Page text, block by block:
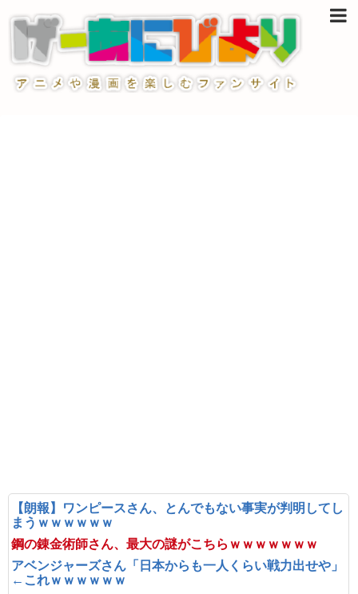
【朗報】ワンピースさん、とんでもない事実が判明してし
まうｗｗｗｗｗｗ
鋼の錬金術師さん、最大の謎がこちらｗｗｗｗｗｗｗ
アベンジャーズさん「日本からも一人くらい戦力出せや」
←これｗｗｗｗｗｗ